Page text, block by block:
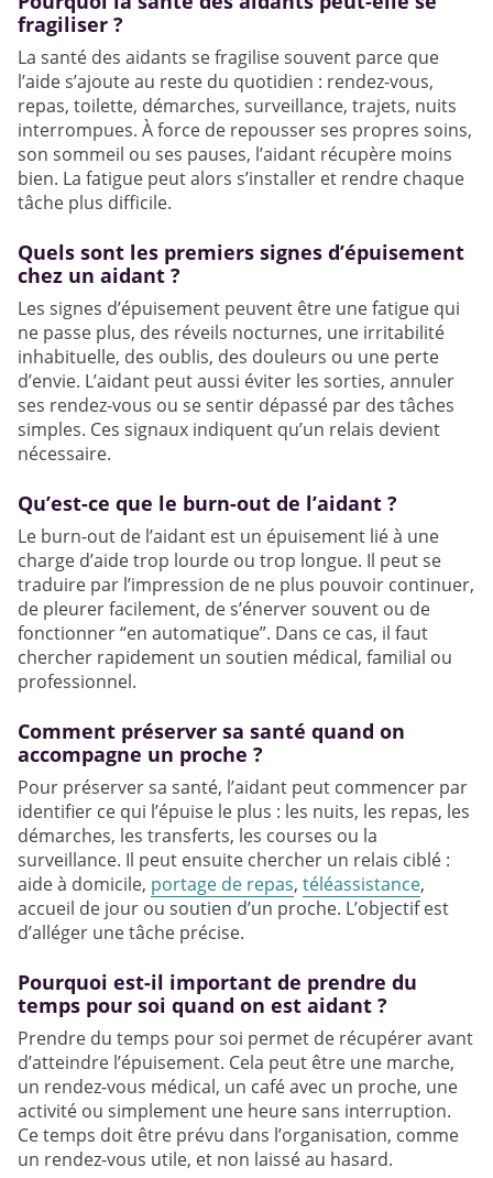
fragiliser ?
La santé des aidants se fragilise souvent parce que
l’aide s’ajoute au reste du quotidien : rendez-vous,
repas, toilette, démarches, surveillance, trajets, nuits
interrompues. À force de repousser ses propres soins,
son sommeil ou ses pauses, l’aidant récupère moins
bien. La fatigue peut alors s’installer et rendre chaque
tâche plus difficile.
Quels sont les premiers signes d’épuisement
chez un aidant ?
Les signes d’épuisement peuvent être une fatigue qui
ne passe plus, des réveils nocturnes, une irritabilité
inhabituelle, des oublis, des douleurs ou une perte
d’envie. L’aidant peut aussi éviter les sorties, annuler
ses rendez-vous ou se sentir dépassé par des tâches
simples. Ces signaux indiquent qu’un relais devient
nécessaire.
Qu’est-ce que le burn-out de l’aidant ?
Le burn-out de l’aidant est un épuisement lié à une
charge d’aide trop lourde ou trop longue. Il peut se
traduire par l’impression de ne plus pouvoir continuer,
de pleurer facilement, de s’énerver souvent ou de
fonctionner “en automatique”. Dans ce cas, il faut
chercher rapidement un soutien médical, familial ou
professionnel.
Comment préserver sa santé quand on
accompagne un proche ?
Pour préserver sa santé, l’aidant peut commencer par
identifier ce qui l’épuise le plus : les nuits, les repas, les
démarches, les transferts, les courses ou la
surveillance. Il peut ensuite chercher un relais ciblé :
aide à domicile, portage de repas, téléassistance,
accueil de jour ou soutien d’un proche. L’objectif est
d’alléger une tâche précise.
Pourquoi est-il important de prendre du
temps pour soi quand on est aidant ?
Prendre du temps pour soi permet de récupérer avant
d’atteindre l’épuisement. Cela peut être une marche,
un rendez-vous médical, un café avec un proche, une
activité ou simplement une heure sans interruption.
Ce temps doit être prévu dans l’organisation, comme
un rendez-vous utile, et non laissé au hasard.